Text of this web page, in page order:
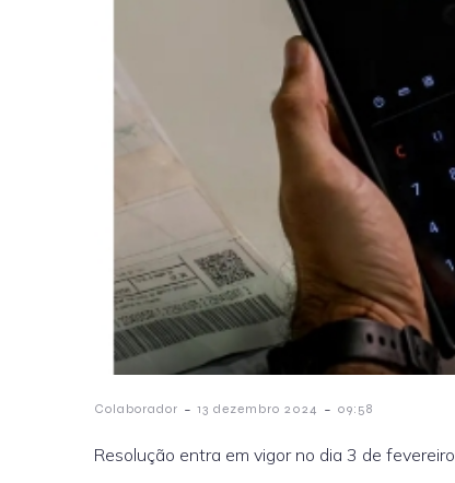
Colaborador - 13 dezembro 2024 - 09:58
Resolução entra em vigor no dia 3 de fevereiro